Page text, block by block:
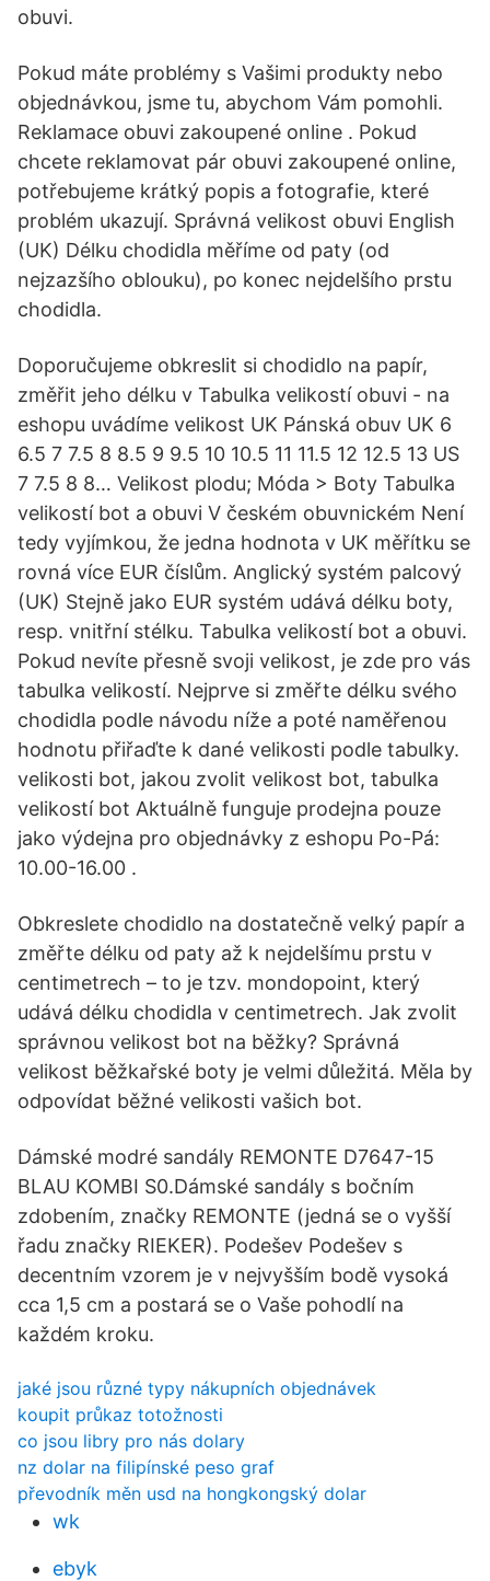
obuvi.
Pokud máte problémy s Vašimi produkty nebo
objednávkou, jsme tu, abychom Vám pomohli.
Reklamace obuvi zakoupené online . Pokud
chcete reklamovat pár obuvi zakoupené online,
potřebujeme krátký popis a fotografie, které
problém ukazují. Správná velikost obuvi English
(UK) Délku chodidla měříme od paty (od
nejzazšího oblouku), po konec nejdelšího prstu
chodidla.
Doporučujeme obkreslit si chodidlo na papír,
změřit jeho délku v Tabulka velikostí obuvi - na
eshopu uvádíme velikost UK Pánská obuv UK 6
6.5 7 7.5 8 8.5 9 9.5 10 10.5 11 11.5 12 12.5 13 US
7 7.5 8 8… Velikost plodu; Móda > Boty Tabulka
velikostí bot a obuvi V českém obuvnickém Není
tedy vyjímkou, že jedna hodnota v UK měřítku se
rovná více EUR číslům. Anglický systém palcový
(UK) Stejně jako EUR systém udává délku boty,
resp. vnitřní stélku. Tabulka velikostí bot a obuvi.
Pokud nevíte přesně svoji velikost, je zde pro vás
tabulka velikostí. Nejprve si změřte délku svého
chodidla podle návodu níže a poté naměřenou
hodnotu přiřaďte k dané velikosti podle tabulky.
velikosti bot, jakou zvolit velikost bot, tabulka
velikostí bot Aktuálně funguje prodejna pouze
jako výdejna pro objednávky z eshopu Po-Pá:
10.00-16.00 .
Obkreslete chodidlo na dostatečně velký papír a
změřte délku od paty až k nejdelšímu prstu v
centimetrech – to je tzv. mondopoint, který
udává délku chodidla v centimetrech. Jak zvolit
správnou velikost bot na běžky? Správná
velikost běžkařské boty je velmi důležitá. Měla by
odpovídat běžné velikosti vašich bot.
Dámské modré sandály REMONTE D7647-15
BLAU KOMBI S0.Dámské sandály s bočním
zdobením, značky REMONTE (jedná se o vyšší
řadu značky RIEKER). Podešev Podešev s
decentním vzorem je v nejvyšším bodě vysoká
cca 1,5 cm a postará se o Vaše pohodlí na
každém kroku.
jaké jsou různé typy nákupních objednávek
koupit průkaz totožnosti
co jsou libry pro nás dolary
nz dolar na filipínské peso graf
převodník měn usd na hongkongský dolar
wk
ebyk